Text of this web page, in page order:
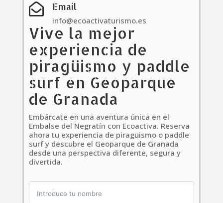
 Email
info@ecoactivaturismo.es
Vive la mejor
experiencia de
piragüismo y paddle
surf en Geoparque
de Granada
Embárcate en una aventura única en el
Embalse del Negratín con Ecoactiva. Reserva
ahora tu experiencia de piragüismo o paddle
surf y descubre el Geoparque de Granada
desde una perspectiva diferente, segura y
divertida.